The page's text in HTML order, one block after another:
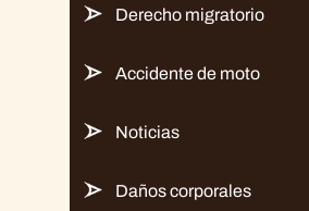
Derecho migratorio
Accidente de moto
Noticias
Daños corporales